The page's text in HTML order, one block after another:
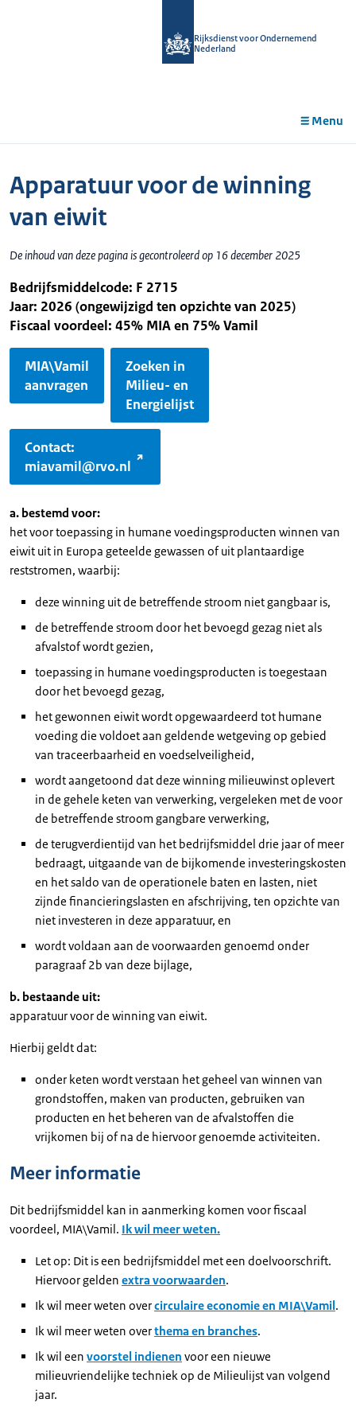
Rijksdienst voor Ondernemend
Nederland
Menu
Apparatuur voor de winning
van eiwit
De inhoud van deze pagina is gecontroleerd op 16 december 2025
Bedrijfsmiddelcode: F 2715
Jaar: 2026 (ongewijzigd ten opzichte van 2025)
Fiscaal voordeel: 45% MIA en 75% Vamil
MIA\Vamil
aanvragen
Zoeken in
Milieu- en
Energielijst
Contact:
miavamil@rvo.nl
a. bestemd voor:
het voor toepassing in humane voedingsproducten winnen van
eiwit uit in Europa geteelde gewassen of uit plantaardige
reststromen, waarbij:
deze winning uit de betreffende stroom niet gangbaar is,
de betreffende stroom door het bevoegd gezag niet als
afvalstof wordt gezien,
toepassing in humane voedingsproducten is toegestaan
door het bevoegd gezag,
het gewonnen eiwit wordt opgewaardeerd tot humane
voeding die voldoet aan geldende wetgeving op gebied
van traceerbaarheid en voedselveiligheid,
wordt aangetoond dat deze winning milieuwinst oplevert
in de gehele keten van verwerking, vergeleken met de voor
de betreffende stroom gangbare verwerking,
de terugverdientijd van het bedrijfsmiddel drie jaar of meer
bedraagt, uitgaande van de bijkomende investeringskosten
en het saldo van de operationele baten en lasten, niet
zijnde financieringslasten en afschrijving, ten opzichte van
niet investeren in deze apparatuur, en
wordt voldaan aan de voorwaarden genoemd onder
paragraaf 2b van deze bijlage,
b. bestaande uit:
apparatuur voor de winning van eiwit.
Hierbij geldt dat:
onder keten wordt verstaan het geheel van winnen van
grondstoffen, maken van producten, gebruiken van
producten en het beheren van de afvalstoffen die
vrijkomen bij of na de hiervoor genoemde activiteiten.
Meer informatie
Dit bedrijfsmiddel kan in aanmerking komen voor fiscaal
voordeel, MIA\Vamil. Ik wil meer weten.
Let op: Dit is een bedrijfsmiddel met een doelvoorschrift.
Hiervoor gelden extra voorwaarden.
Ik wil meer weten overcirculaire economie en MIA\Vamil.
Ik wil meer weten overthema en branches.
Ik wil een voorstel indienen voor een nieuwe
milieuvriendelijke techniek op de Milieulijst van volgend
jaar.